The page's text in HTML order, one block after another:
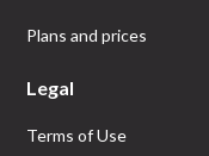
Plans and prices
Legal
Terms of Use